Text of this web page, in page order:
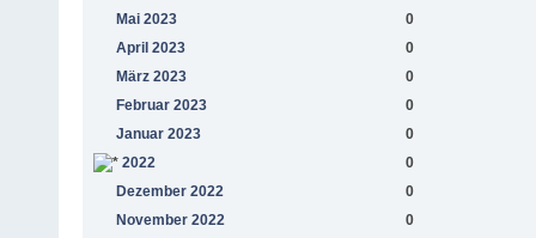
Mai 2023
0
April 2023
0
März 2023
0
Februar 2023
0
Januar 2023
0
2022
0
Dezember 2022
0
November 2022
0